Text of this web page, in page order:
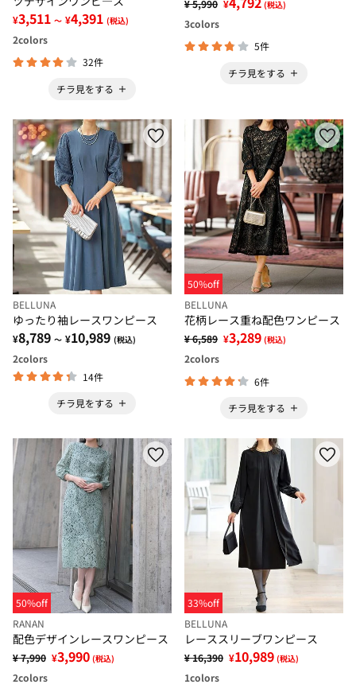
¥3,511 ～ ¥4,391 (税込)
2colors
32件
チラ見をする
¥ 5,990 ¥ (税込)
3colors
5件
チラ見をする
BELLUNA
ゆったり袖レースワンピース
¥8,789 ～ ¥10,989 (税込)
2colors
14件
チラ見をする
50%off
BELLUNA
花柄レース重ね配色ワンピース
¥ 6,589 ¥3,289 (税込)
2colors
6件
チラ見をする
50%off
RANAN
配色デザインレースワンピース
¥ 7,990 ¥3,990 (税込)
2colors
33%off
BELLUNA
レーススリーブワンピース
¥ 16,390 ¥10,989 (税込)
1colors